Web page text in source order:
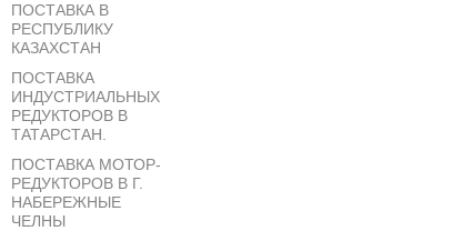
ПОСТАВКА В
РЕСПУБЛИКУ
КАЗАХСТАН
ПОСТАВКА
ИНДУСТРИАЛЬНЫХ
РЕДУКТОРОВ В
ТАТАРСТАН.
ПОСТАВКА МОТОР-
РЕДУКТОРОВ В Г.
НАБЕРЕЖНЫЕ
ЧЕЛНЫ